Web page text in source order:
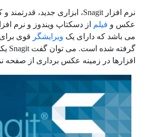
نرم افزارSnagit، ابزاری جدید، قدرتمند و
عکس و فیلم از دسکتاپ ویندوز و نرم
می باشد که دارای یک ویرایشگر قوی
گرفته شده است. می توان گفتSnagit
افزارها در زمینه عکس برداری از